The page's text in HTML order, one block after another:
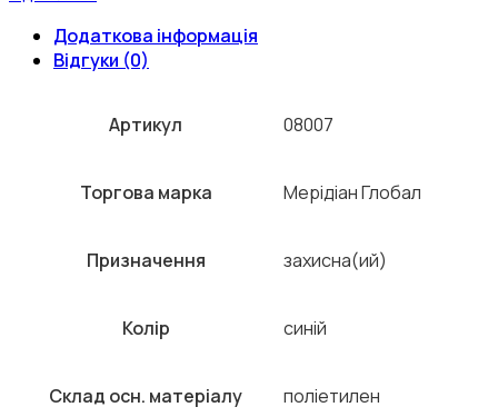
Додаткова інформація
Відгуки (0)
Артикул 08007
Торгова марка Мерідіан Глобал
Призначення захисна(ий)
Колір синій
Склад осн. матеріалу поліетилен